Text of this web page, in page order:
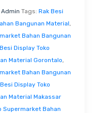
Admin Tags: Rak Besi
Bangunan Material
Bahan Bangunan
Display Toko
Material Gorontalo
Bahan Bangunan
Display Toko
Material Makassar
Supermarket Bahan